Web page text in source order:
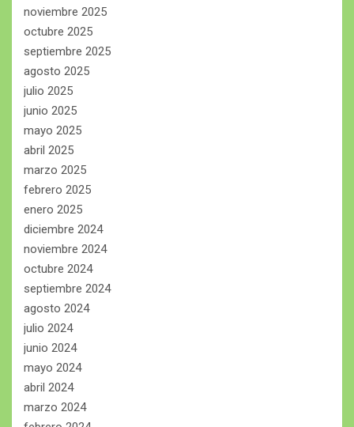
noviembre 2025
octubre 2025
septiembre 2025
agosto 2025
julio 2025
junio 2025
mayo 2025
abril 2025
marzo 2025
febrero 2025
enero 2025
diciembre 2024
noviembre 2024
octubre 2024
septiembre 2024
agosto 2024
julio 2024
junio 2024
mayo 2024
abril 2024
marzo 2024